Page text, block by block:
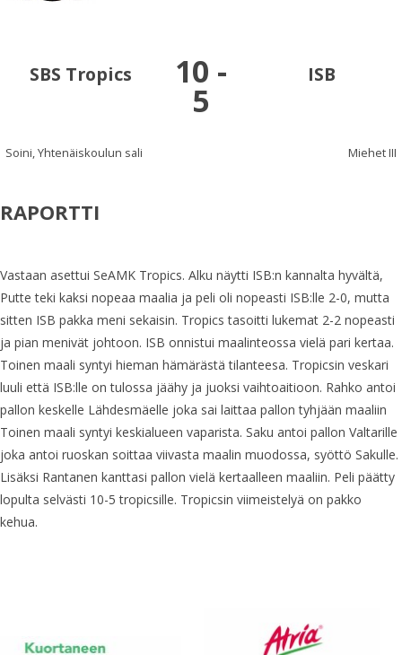
SBS Tropics 10 -
5
ISB
Soini, Yhtenäiskoulun sali Miehet III
RAPORTTI
Vastaan asettui SeAMK Tropics. Alku näytti ISB:n kannalta hyvältä,
Putte teki kaksi nopeaa maalia ja peli oli nopeasti ISB:lle 2-0, mutta
sitten ISB pakka meni sekaisin. Tropics tasoitti lukemat 2-2 nopeasti
ja pian menivät johtoon. ISB onnistui maalinteossa vielä pari kertaa.
Toinen maali syntyi hieman hämärästä tilanteesa. Tropicsin veskari
luuli että ISB:lle on tulossa jäähy ja juoksi vaihtoaitioon. Rahko antoi
pallon keskelle Lähdesmäelle joka sai laittaa pallon tyhjään maaliin
Toinen maali syntyi keskialueen vaparista. Saku antoi pallon Valtarille
joka antoi ruoskan soittaa viivasta maalin muodossa, syöttö Sakulle.
Lisäksi Rantanen kanttasi pallon vielä kertaalleen maaliin. Peli päätty
lopulta selvästi 10-5 tropicsille. Tropicsin viimeistelyä on pakko
kehua.